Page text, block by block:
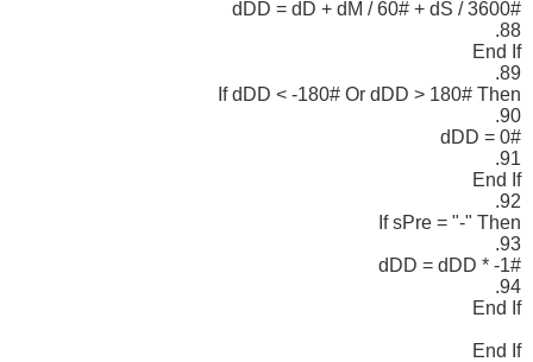
dDD = dD + dM / 60# + dS / 3600#
88.
End If
89.
If dDD < -180# Or dDD > 180# Then
90.
dDD = 0#
91.
End If
92.
If sPre = "-" Then
93.
dDD = dDD * -1#
94.
End If
End If